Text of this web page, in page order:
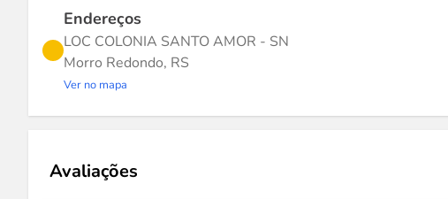
Endereços
LOC COLONIA SANTO AMOR - SN
Morro Redondo, RS
Ver no mapa
Avaliações